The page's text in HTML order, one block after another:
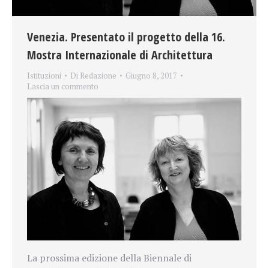
Venezia. Presentato il progetto della 16.
Mostra Internazionale di Architettura
Istituzioni Di Redazione
Giugno 8, 2017
Lascia un commento
La prossima edizione della Biennale di